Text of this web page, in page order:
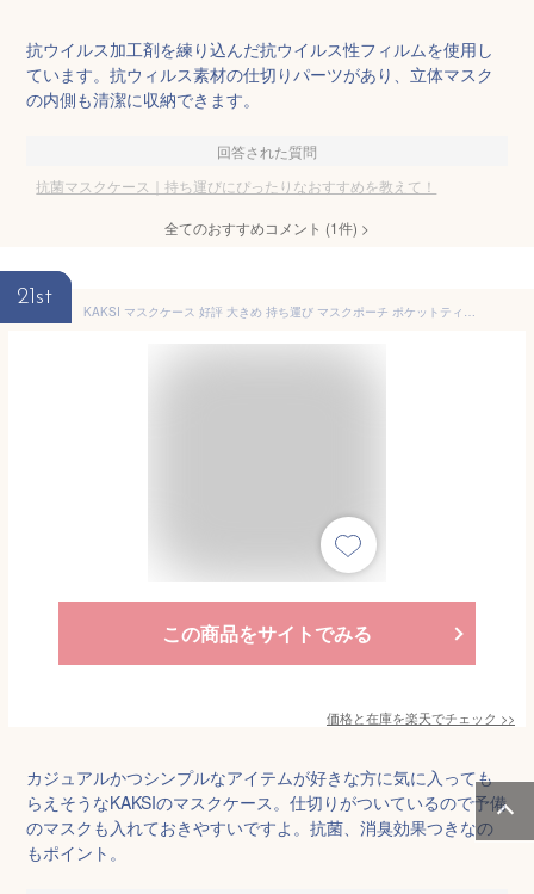
抗ウイルス加工剤を練り込んだ抗ウイルス性フィルムを使用し
ています。抗ウィルス素材の仕切りパーツがあり、立体マスク
の内側も清潔に収納できます。
回答された質問
抗菌マスクケース｜持ち運びにぴったりなおすすめを教えて！
全てのおすすめコメント (1件) >
21st
KAKSI マスクケース 好評 大きめ 持ち運び マスクポーチ ポケットティッシュ マスク 消臭 抗菌 おしゃれ レディース メンズ マスク入れ ティッシュケース コンパクト シンプル 仕切り 携帯用 お出かけ 持ち歩き 旅行 トラベル カジュアル
この商品をサイトでみる
価格と在庫を楽天でチェック >>
カジュアルかつシンプルなアイテムが好きな方に気に入っても
らえそうなKAKSIのマスクケース。仕切りがついているので予備
のマスクも入れておきやすいですよ。抗菌、消臭効果つきなの
もポイント。